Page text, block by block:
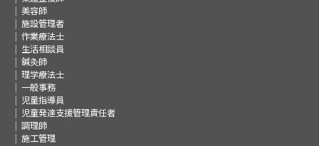
美容師
施設管理者
作業療法士
生活相談員
鍼灸師
理学療法士
一般事務
児童指導員
児童発達支援管理責任者
調理師
施工管理